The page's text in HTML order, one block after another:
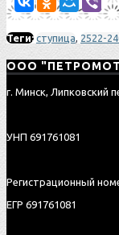
Теги: ступица 2522-
ООО
г. Минск, Липковский
УНП 691761081
Регистрационный
ЕГР 691761081